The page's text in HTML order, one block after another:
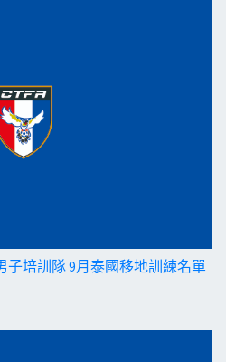
子培訓隊 9月泰國移地訓練名單